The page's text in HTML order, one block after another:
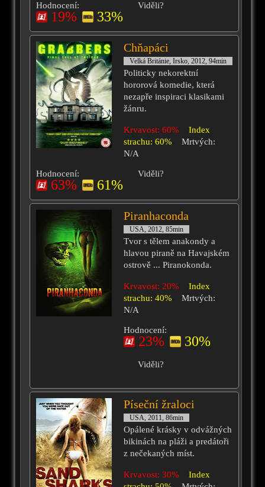
Hodnocení:
19% 33%
Viděli?
Chňapáci
Velká Británie, Irsko, 2012, 94min
Politicky nekorektní
hororová komedie, která
nezapře inspiraci klasikami
žánru.
Krvavost: 60%
Index
strachu: 60%
Mrtvých:
N/A
Hodnocení:
63% 61%
Viděli?
Piranhaconda
USA, 2012, 85min
Tvor s tělem anakondy a
hlavou piraně na Havajském
ostrově ... Piranokonda.
Krvavost: 20%
Index
strachu: 40%
Mrtvých:
N/A
Hodnocení:
23% 30%
Viděli?
Píseční žraloci
USA, 2011, 86min
Opálené krásky v odvážných
bikinách na pláži a predátoři
z nečekaných míst.
Krvavost: 30%
Index